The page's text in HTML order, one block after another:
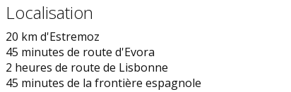
Localisation
20 km d'Estremoz
45 minutes de route d'Evora
2 heures de route de Lisbonne
45 minutes de la frontière espagnole